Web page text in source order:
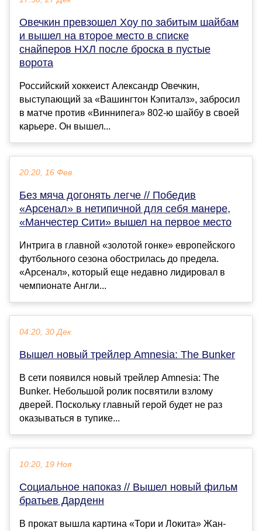
Овечкин превзошел Хоу по забитым шайбам
и вышел на второе место в списке
снайперов НХЛ после броска в пустые
ворота
Российский хоккеист Александр Овечкин,
выступающий за «Вашингтон Кэпиталз», забросил
в матче против «Виннипега» 802-ю шайбу в своей
карьере. Он вышел...
20:20, 16 Фев
Без мяча догонять легче // Победив
«Арсенал» в нетипичной для себя манере,
«Манчестер Сити» вышел на первое место
Интрига в главной «золотой гонке» европейского
футбольного сезона обострилась до предела.
«Арсенал», который еще недавно лидировал в
чемпионате Англи...
04:20, 30 Дек
Вышел новый трейлер Amnesia: The Bunker
В сети появился новый трейлер Amnesia: The
Bunker. Небольшой ролик посвятили взлому
дверей. Поскольку главный герой будет не раз
оказываться в тупике...
10:20, 19 Ноя
Социальное напоказ // Вышел новый фильм
братьев Дарденн
В прокат вышла картина «Тори и Локита» Жан-